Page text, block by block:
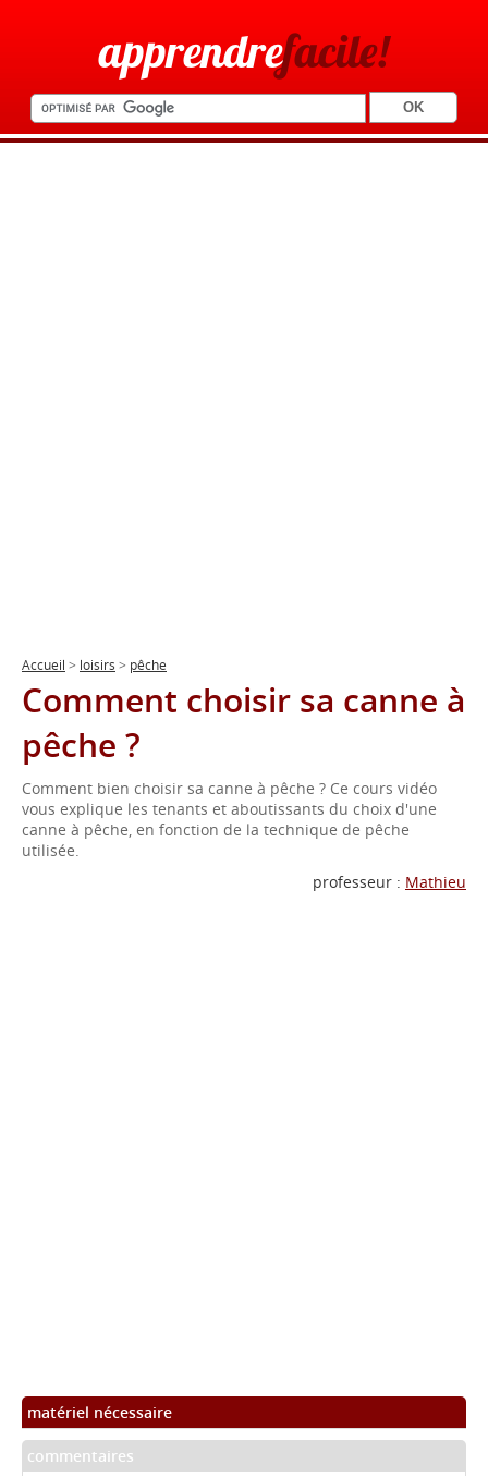
apprendrefacile!
Accueil > loisirs > pêche
Comment choisir sa canne à
pêche ?
Comment bien choisir sa canne à pêche ? Ce cours vidéo
vous explique les tenants et aboutissants du choix d'une
canne à pêche, en fonction de la technique de pêche
utilisée.
professeur : Mathieu
matériel nécessaire
commentaires